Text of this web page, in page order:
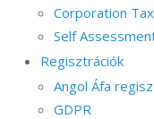
Corporation Tax
Self
Regisztrációk
Angol Áfa
GDPR